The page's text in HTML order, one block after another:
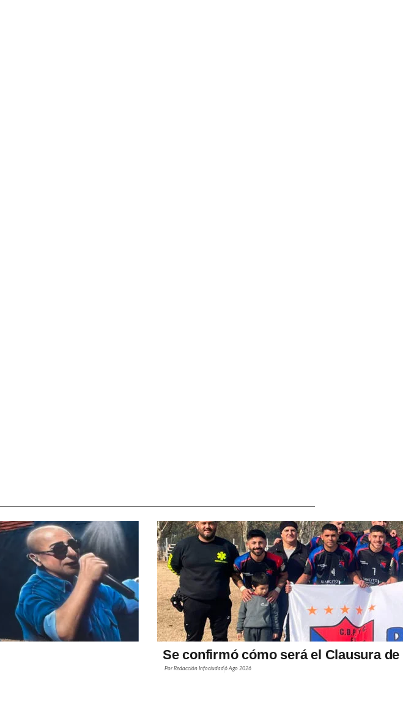
Se confirmó cómo será el Clausura
Por Redacción Infociudad6 Ago 2026